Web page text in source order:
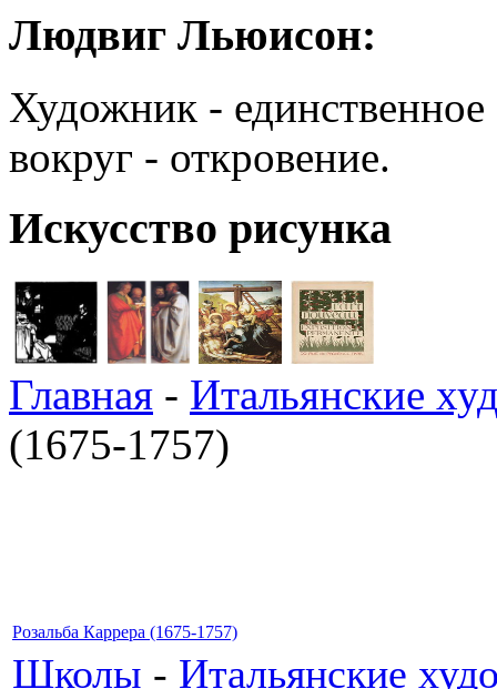
Людвиг Льюисон:
Художник - единственное
вокруг - откровение.
Искусство рисунка
Главная - Итальянские
(1675-1757)
Розальба Каррера (1675-1757)
Школы - Итальянские